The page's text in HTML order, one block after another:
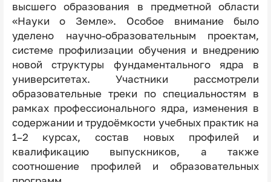
высшего образования в предметной области
«Науки о Земле». Особое внимание было
уделено научно-образовательным проектам,
системе профилизации обучения и внедрению
новой структуры фундаментального ядра в
университетах. Участники рассмотрели
образовательные треки по специальностям в
рамках профессионального ядра, изменения в
содержании и трудоёмкости учебных практик на
1–2 курсах, состав новых профилей и
квалификацию выпускников, а также
соотношение профилей и образовательных